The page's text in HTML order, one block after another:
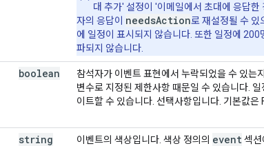
대 추가' 설정이 '이메일에서 초대에 응답
자의 응답이 needsAction로 재설정될 수 있
에 일정이 표시되지 않습니다. 또한 일정에
파되지 않습니다.
boolean 참석자가 이벤트 표현에서 누락되었을 수 있는
변수로 지정된 제한사항 때문일 수 있습니다.
이트할 수 있습니다. 선택사항입니다. 기본값은
string 이벤트의 색상입니다. 색상 정의의 event섹션